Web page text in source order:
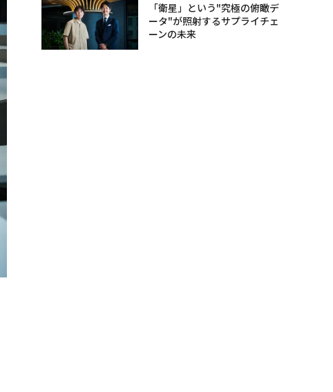
「衛星」という"究極の俯瞰デ
ータ"が照射するサプライチェ
ーンの未来